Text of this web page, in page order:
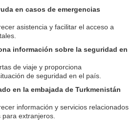
en casos de emergencias
asistencia y facilitar el acceso a
información sobre la seguridad en
de viaje y proporciona
de seguridad en el país.
en la embajada de Turkmenistán
información y servicios relacionados
extranjeros.